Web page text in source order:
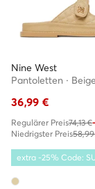
Nine West
Pantoletten · Beige
36,99 €
Regulärer Preis74,13 €
Niedrigster Preis
extra -25% Code: